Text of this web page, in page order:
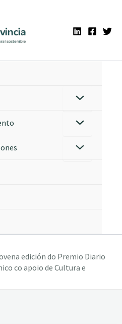
edición do Premio Diario
co apoio de Cultura e